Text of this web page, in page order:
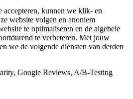
accepteren, kunnen we klik- en
website volgen en anoniem
te optimaliseren en de algehele
te verbeteren. Met jouw
we de volgende diensten van derden
Google Reviews, A/B-Testing